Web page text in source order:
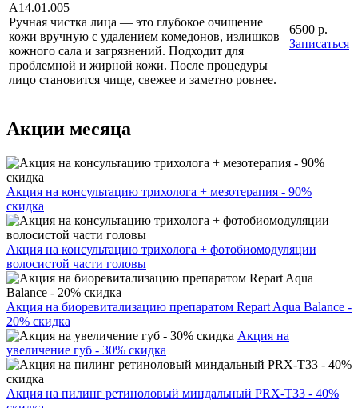
А14.01.005
Ручная чистка лица — это глубокое очищение
кожи вручную с удалением комедонов, излишков
кожного сала и загрязнений. Подходит для
проблемной и жирной кожи. После процедуры
лицо становится чище, свежее и заметно ровнее.
6500 р.
Записаться
Акции месяца
Акция на консультацию трихолога + мезотерапия - 90%
скидка
Акция на консультацию трихолога + фотобиомодуляции
волосистой части головы
Акция на биоревитализацию препаратом Repart Aqua Balance -
20% скидка
Акция на
увеличение губ - 30% скидка
Акция на пилинг ретиноловый миндальный PRX-T33 - 40%